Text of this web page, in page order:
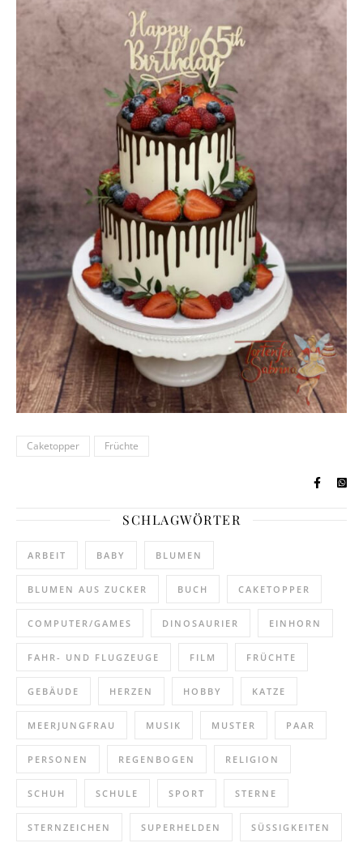
Caketopper Früchte
SCHLAGWÖRTER
ARBEIT BABY BLUMEN
BLUMEN AUS ZUCKER BUCH CAKETOPPER
COMPUTER/GAMES DINOSAURIER EINHORN
FAHR- UND FLUGZEUGE FILM FRÜCHTE
GEBÄUDE HERZEN HOBBY KATZE
MEERJUNGFRAU MUSIK MUSTER PAAR
PERSONEN REGENBOGEN RELIGION
SCHUH SCHULE SPORT STERNE
STERNZEICHEN SUPERHELDEN SÜSSIGKEITEN